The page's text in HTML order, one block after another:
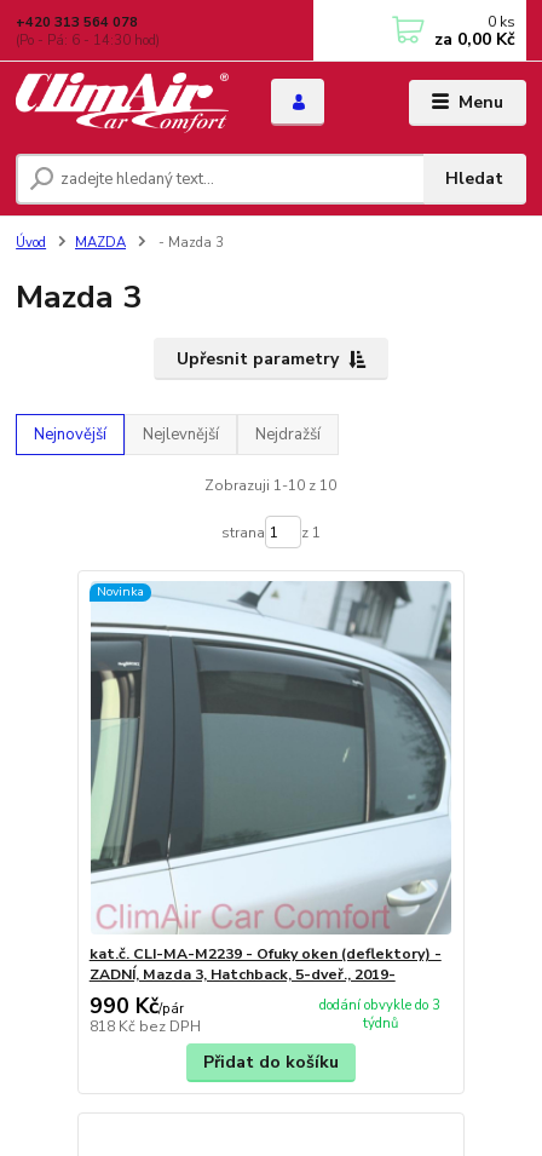
Menu
Hledat
+420 313 564 078
(Po - Pá: 6 - 14:30 hod)
0 ks
za 0,00 Kč
Úvod MAZDA - Mazda 3
Mazda 3
Upřesnit parametry
Nejnovější Nejlevnější Nejdražší
Zobrazuji 1-10 z 10
strana z 1
Novinka
kat.č. CLI-MA-M2239 - Ofuky oken (deflektory) -
ZADNÍ, Mazda 3, Hatchback, 5-dveř., 2019-
990 Kč/pár
818 Kč bez DPH
dodání obvykle do 3
týdnů
Přidat do košíku